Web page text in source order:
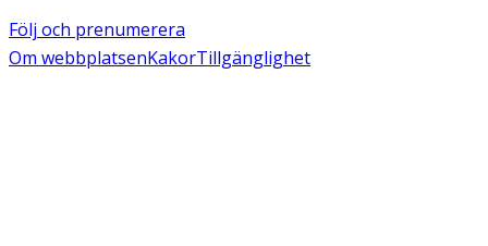
Följ och prenumerera
Om webbplatsenKakorTillgänglighet